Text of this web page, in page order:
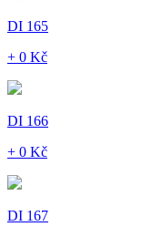
DI 165
+ 0 Kč
DI 166
+ 0 Kč
DI 167